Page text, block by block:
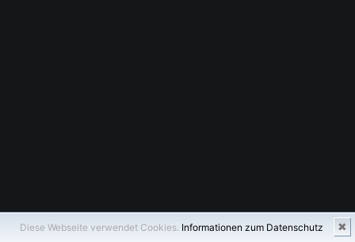
Diese Webseite verwendet Cookies. Informationen zum Datenschutz ✖